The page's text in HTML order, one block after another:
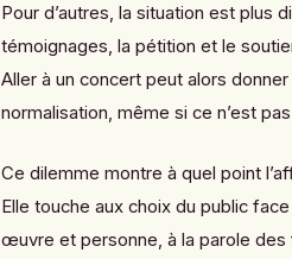
Pour d’autres, la situation est plus
témoignages, la pétition et le
Aller à un concert peut alors
normalisation, même si ce n’est
Ce dilemme montre à quel point
Elle touche aux choix du public
œuvre et personne, à la parole